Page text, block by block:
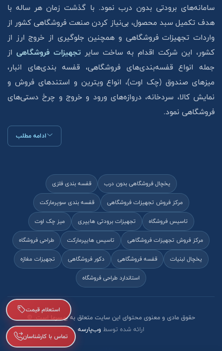
سامانه‌های برودتی بدون درب نمود. با گذشت زمان هر ساله با
هدف تکمیل سبد محصول، بی‌نیاز کردن صنعت فروشگاهی کشور از
واردات تجهیزات فروشگاهی و همچنین جلوگیری از خروج ارز از
کشور، این شرکت اقدام به ساخت سایر تجهیزات فروشگاهی از
جمله انواع قفسه‌بندی‌های فروشگاهی، قفسه بندی‌های انبار،
میزهای صندوق (چک اوت)، انواع ویترین و استند‌های فروش و
نمایش کالا، سردخانه، دروازه‌های ورود و خروج و چرخ دستی‌های
فروشگاهی نمود.
ادامه مطلب
یخچال فروشگاهی بدون درب
قفسه بندی فلزی
مرکز فروش تجهیزات فروشگاهی
قفسه بندی سوپرمارکت
تاسیس فروشگاه
تجهیزات برودتی هایپری
میز چک اوت
مرکز فروش تجهیزات فروشگاهی
تاسیس هایپرمارکت
طراحی فروشگاه
یخچال لبنیات
قفسه فروشگاهی دکور فروشگاهی
تجهیزات مغازه
استاندارد طراحی فروشگاه
حقوق مادی و معنوی محتوای این سایت متعلق بهبهسرمااست. ©
ارائه شده توسط وب‌پارسه
تماس با کارشناسان
استعلام قیمت